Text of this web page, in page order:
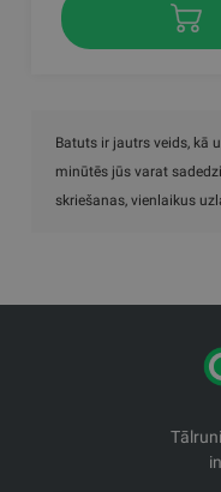
Batuts ir jautrs veids, kā
minūtēs jūs varat
skriešanas, vienlaikus